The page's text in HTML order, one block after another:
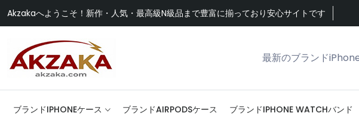
Akzakaへようこそ！新作・人気・最高級N級品まで豊富に揃っており安心サイトです
最新のブランド
ブランドIPHONEケース ブランドAIRPODSケース ブランドIPHONE WATCHバンド